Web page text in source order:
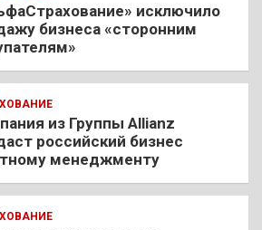
исключило
бизнеса «сторонним
из Группы Allianz
российский бизнес
менеджменту